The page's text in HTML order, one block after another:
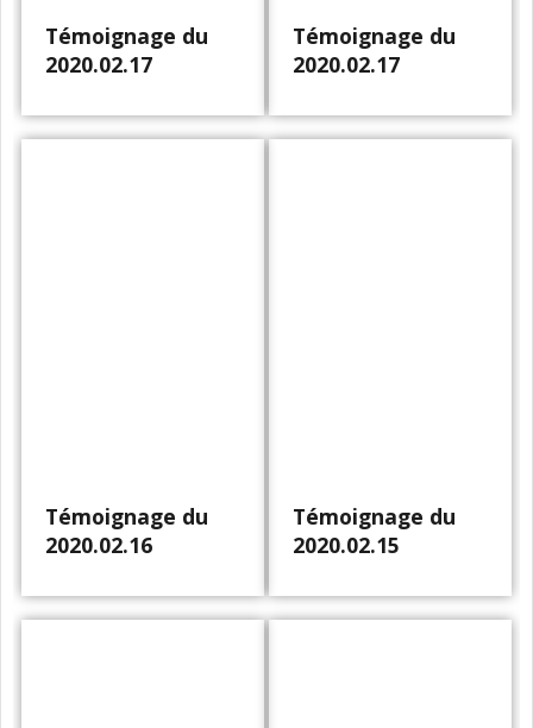
Témoignage du
2020.02.17
Témoignage du
2020.02.17
Témoignage du
2020.02.16
Témoignage du
2020.02.15